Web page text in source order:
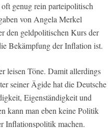
genug rein parteipolitisch
von Angela Merkel
den geldpolitischen Kurs der
Bekämpfung der Inflation ist.
leisen Töne. Damit allerdings
seiner Ägide hat die Deutsche
Eigenständigkeit und
kann man eben keine Politik
Inflationspolitik machen.